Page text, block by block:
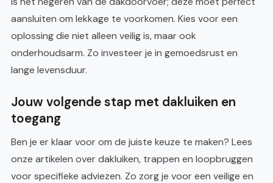
aansluiten om lekkage te voorkomen. Kies voor een
oplossing die niet alleen veilig is, maar ook
onderhoudsarm. Zo investeer je in gemoedsrust en
lange levensduur.
Jouw volgende stap met dakluiken en
toegang
Ben je er klaar voor om de juiste keuze te maken? Lees
onze artikelen over dakluiken, trappen en loopbruggen
voor specifieke adviezen. Zo zorg je voor een veilige en